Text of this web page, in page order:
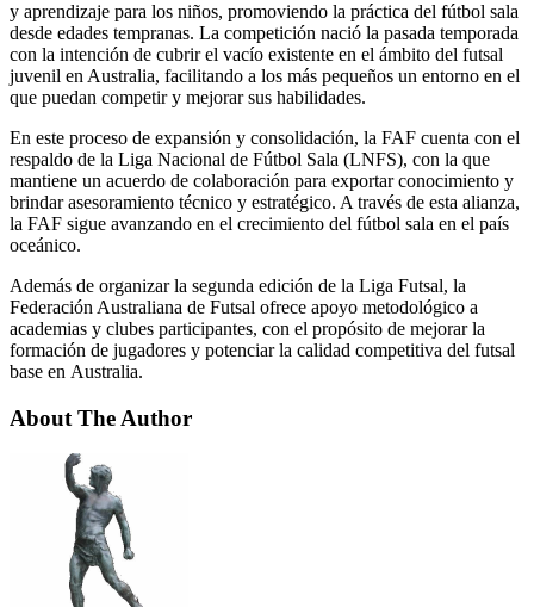
y aprendizaje para los niños, promoviendo la práctica del fútbol sala
desde edades tempranas. La competición nació la pasada temporada
con la intención de cubrir el vacío existente en el ámbito del futsal
juvenil en Australia, facilitando a los más pequeños un entorno en el
que puedan competir y mejorar sus habilidades.
En este proceso de expansión y consolidación, la FAF cuenta con el
respaldo de la Liga Nacional de Fútbol Sala (LNFS), con la que
mantiene un acuerdo de colaboración para exportar conocimiento y
brindar asesoramiento técnico y estratégico. A través de esta alianza,
la FAF sigue avanzando en el crecimiento del fútbol sala en el país
oceánico.
Además de organizar la segunda edición de la Liga Futsal, la
Federación Australiana de Futsal ofrece apoyo metodológico a
academias y clubes participantes, con el propósito de mejorar la
formación de jugadores y potenciar la calidad competitiva del futsal
base en Australia.
About The Author